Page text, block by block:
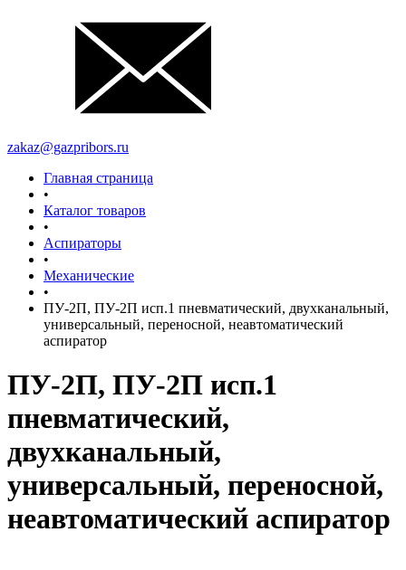
zakaz@gazpribors.ru
Главная страница
•
Каталог товаров
•
Аспираторы
•
Механические
•
ПУ-2П, ПУ-2П исп.1 пневматический, двухканальный,
универсальный, переносной, неавтоматический
аспиратор
ПУ-2П, ПУ-2П исп.1
пневматический,
двухканальный,
универсальный, переносной,
неавтоматический аспиратор